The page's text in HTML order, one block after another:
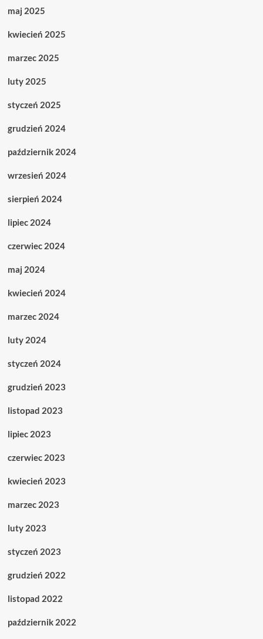
maj 2025
kwiecień 2025
marzec 2025
luty 2025
styczeń 2025
grudzień 2024
październik 2024
wrzesień 2024
sierpień 2024
lipiec 2024
czerwiec 2024
maj 2024
kwiecień 2024
marzec 2024
luty 2024
styczeń 2024
grudzień 2023
listopad 2023
lipiec 2023
czerwiec 2023
kwiecień 2023
marzec 2023
luty 2023
styczeń 2023
grudzień 2022
listopad 2022
październik 2022